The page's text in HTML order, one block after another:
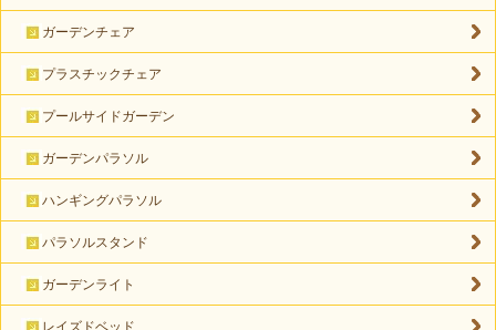
ガーデンチェア
プラスチックチェア
プールサイドガーデン
ガーデンパラソル
ハンギングパラソル
パラソルスタンド
ガーデンライト
レイズドベッド